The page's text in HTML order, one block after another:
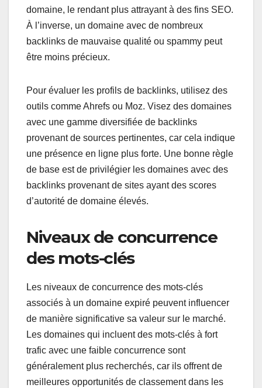
domaine, le rendant plus attrayant à des fins SEO.
À l’inverse, un domaine avec de nombreux
backlinks de mauvaise qualité ou spammy peut
être moins précieux.
Pour évaluer les profils de backlinks, utilisez des
outils comme Ahrefs ou Moz. Visez des domaines
avec une gamme diversifiée de backlinks
provenant de sources pertinentes, car cela indique
une présence en ligne plus forte. Une bonne règle
de base est de privilégier les domaines avec des
backlinks provenant de sites ayant des scores
d’autorité de domaine élevés.
Niveaux de concurrence
des mots-clés
Les niveaux de concurrence des mots-clés
associés à un domaine expiré peuvent influencer
de manière significative sa valeur sur le marché.
Les domaines qui incluent des mots-clés à fort
trafic avec une faible concurrence sont
généralement plus recherchés, car ils offrent de
meilleures opportunités de classement dans les